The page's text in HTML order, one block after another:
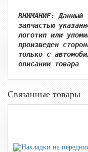
ВНИМАНИЕ: Данный
запчастью
логотип или
произведен
только с
описании товара
Связанные товары